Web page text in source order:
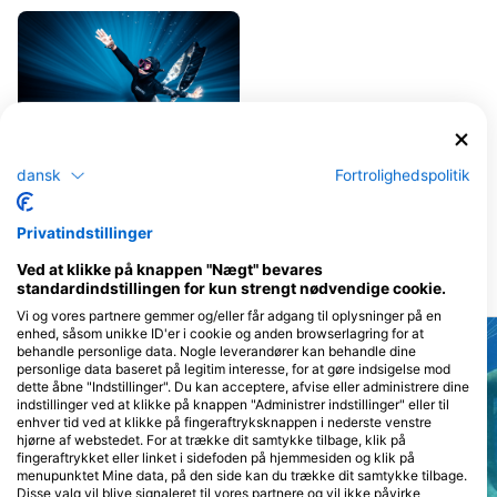
Triton Learning Centre
75 NISSI AVENUE, 5330 AYIA
Dykkersteder
dansk Fortrolighedspolitik
Privatindstillinger
Ved at klikke på knappen "Nægt" bevares
standardindstillingen for kun strengt nødvendige cookie.
Vi og vores partnere gemmer og/eller får adgang til oplysninger på en
enhed, såsom unikke ID'er i cookie og anden browserlagring for at
behandle personlige data. Nogle leverandører kan behandle dine
personlige data baseret på legitim interesse, for at gøre indsigelse mod
dette åbne "Indstillinger". Du kan acceptere, afvise eller administrere dine
indstillinger ved at klikke på knappen "Administrer indstillinger" eller til
enhver tid ved at klikke på fingeraftryksknappen i nederste venstre
hjørne af webstedet. For at trække dit samtykke tilbage, klik på
fingeraftrykket eller linket i sidefoden på hjemmesiden og klik på
menupunktet Mine data, på den side kan du trække dit samtykke tilbage.
Disse valg vil blive signaleret til vores partnere og vil ikke påvirke